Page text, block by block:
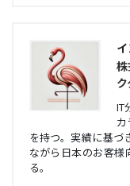
IT
を持つ。実績に基づ
ながら日本のお客
る。